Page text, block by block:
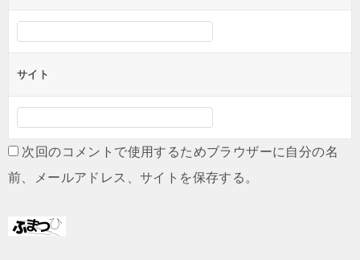
サイト
次回のコメントで使用するためブラウザーに自分の名
前、メールアドレス、サイトを保存する。